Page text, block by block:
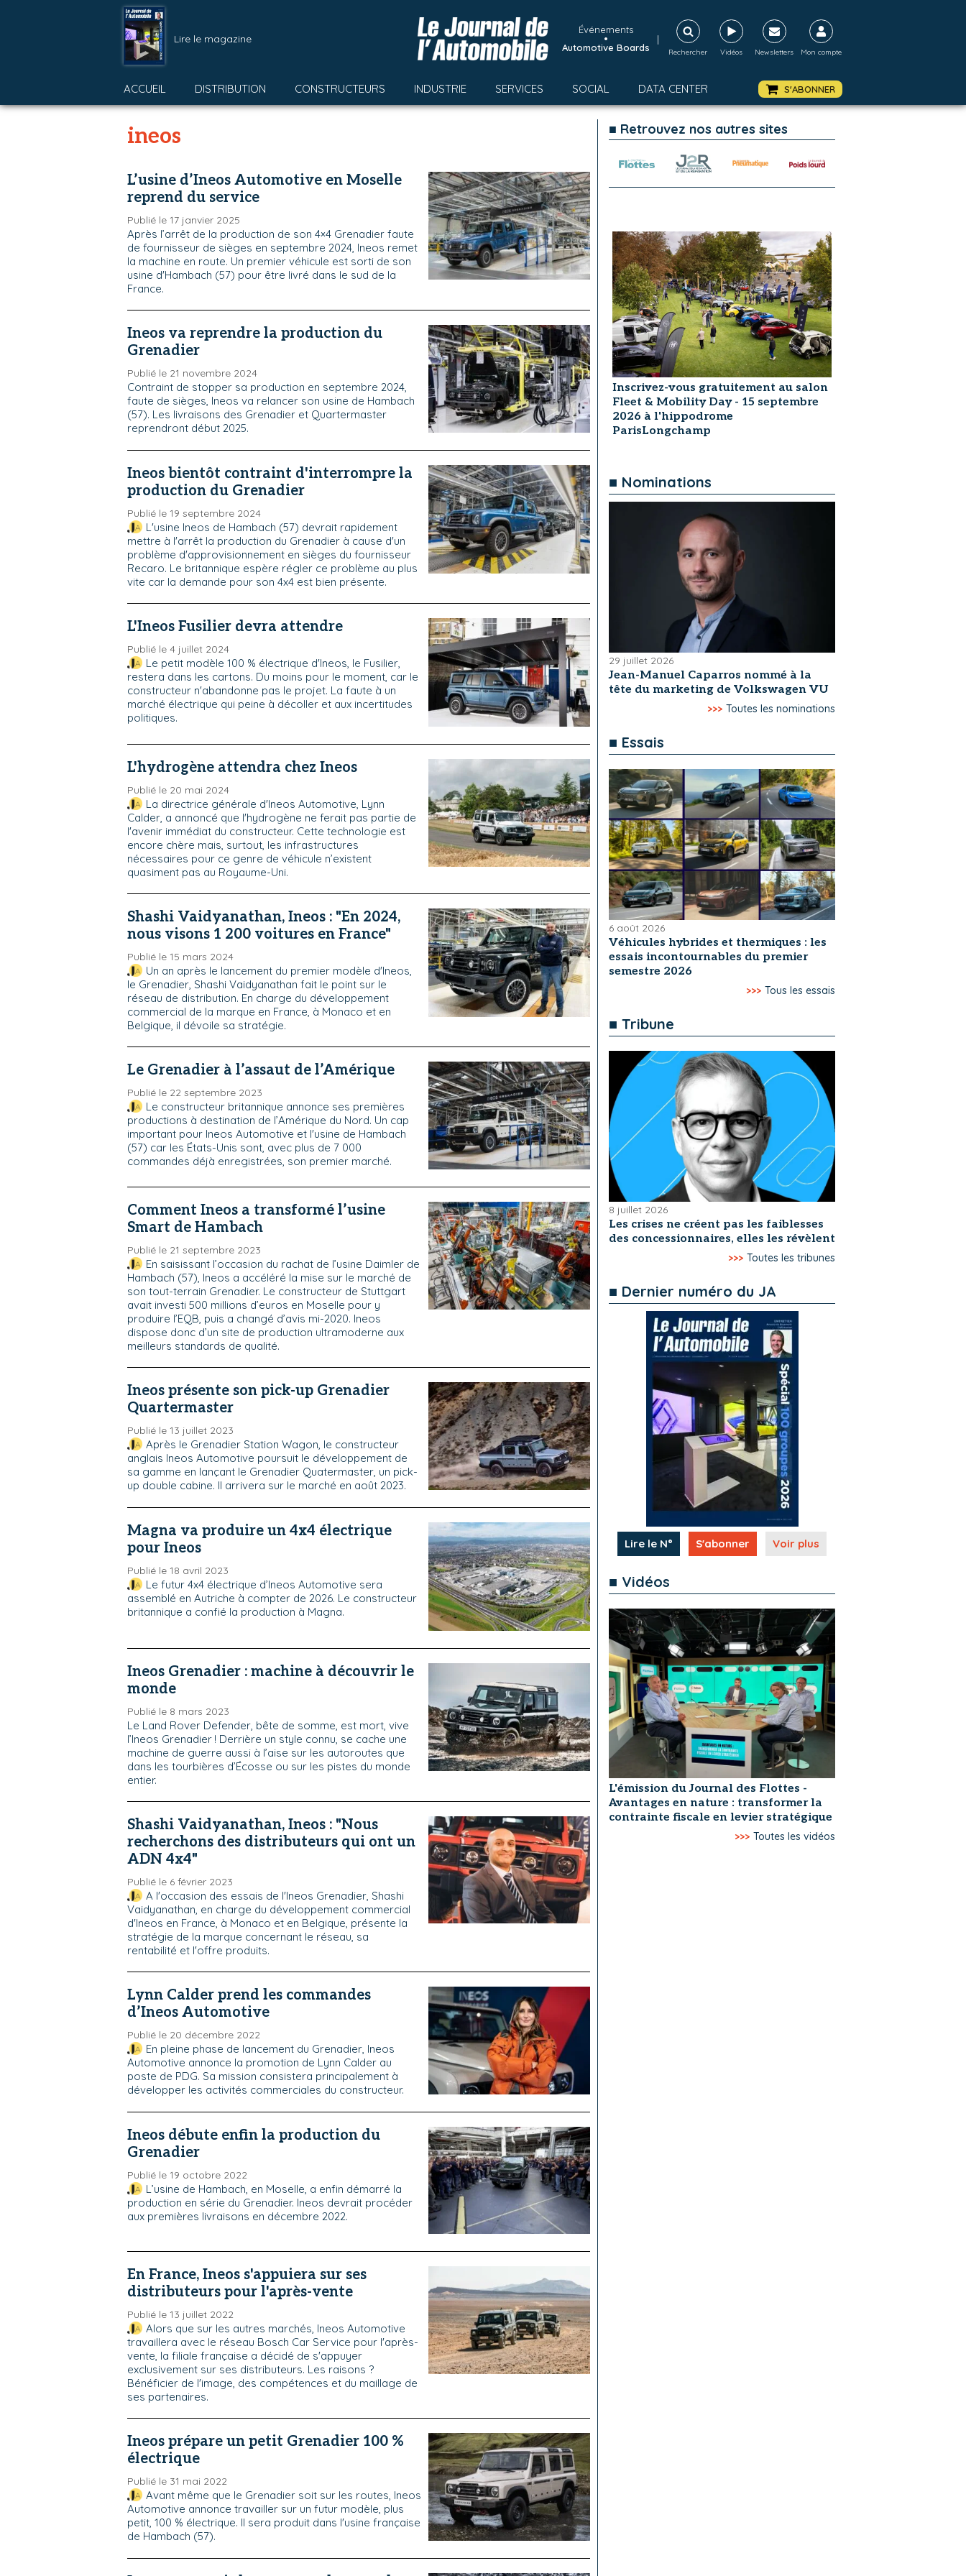
Lire le magazine
Événements
•
Automotive Boards
|
Rechercher Vidéos Newsletters Mon compte
ACCUEIL DISTRIBUTION CONSTRUCTEURS INDUSTRIE SERVICES SOCIAL DATA CENTER S'ABONNER
ineos
L’usine d’Ineos Automotive en Moselle
reprend du service
Publié le 17 janvier 2025
Après l’arrêt de la production de son 4×4 Grenadier faute
de fournisseur de sièges en septembre 2024, Ineos remet
la machine en route. Un premier véhicule est sorti de son
usine d'Hambach (57) pour être livré dans le sud de la
France.
Ineos va reprendre la production du
Grenadier
Publié le 21 novembre 2024
Contraint de stopper sa production en septembre 2024,
faute de sièges, Ineos va relancer son usine de Hambach
(57). Les livraisons des Grenadier et Quartermaster
reprendront début 2025.
Ineos bientôt contraint d'interrompre la
production du Grenadier
Publié le 19 septembre 2024
L'usine Ineos de Hambach (57) devrait rapidement
mettre à l'arrêt la production du Grenadier à cause d'un
problème d'approvisionnement en sièges du fournisseur
Recaro. Le britannique espère régler ce problème au plus
vite car la demande pour son 4x4 est bien présente.
L'Ineos Fusilier devra attendre
Publié le 4 juillet 2024
Le petit modèle 100 % électrique d'Ineos, le Fusilier,
restera dans les cartons. Du moins pour le moment, car le
constructeur n'abandonne pas le projet. La faute à un
marché électrique qui peine à décoller et aux incertitudes
politiques.
L'hydrogène attendra chez Ineos
Publié le 20 mai 2024
La directrice générale d'Ineos Automotive, Lynn
Calder, a annoncé que l'hydrogène ne ferait pas partie de
l'avenir immédiat du constructeur. Cette technologie est
encore chère mais, surtout, les infrastructures
nécessaires pour ce genre de véhicule n’existent
quasiment pas au Royaume-Uni.
Shashi Vaidyanathan, Ineos : "En 2024,
nous visons 1 200 voitures en France"
Publié le 15 mars 2024
Un an après le lancement du premier modèle d'Ineos,
le Grenadier, Shashi Vaidyanathan fait le point sur le
réseau de distribution. En charge du développement
commercial de la marque en France, à Monaco et en
Belgique, il dévoile sa stratégie.
Le Grenadier à l’assaut de l’Amérique
Publié le 22 septembre 2023
Le constructeur britannique annonce ses premières
productions à destination de l’Amérique du Nord. Un cap
important pour Ineos Automotive et l'usine de Hambach
(57) car les États-Unis sont, avec plus de 7 000
commandes déjà enregistrées, son premier marché.
Comment Ineos a transformé l’usine
Smart de Hambach
Publié le 21 septembre 2023
En saisissant l’occasion du rachat de l’usine Daimler de
Hambach (57), Ineos a accéléré la mise sur le marché de
son tout-terrain Grenadier. Le constructeur de Stuttgart
avait investi 500 millions d’euros en Moselle pour y
produire l’EQB, puis a changé d’avis mi-2020. Ineos
dispose donc d’un site de production ultramoderne aux
meilleurs standards de qualité.
Ineos présente son pick-up Grenadier
Quartermaster
Publié le 13 juillet 2023
Après le Grenadier Station Wagon, le constructeur
anglais Ineos Automotive poursuit le développement de
sa gamme en lançant le Grenadier Quatermaster, un pick-
up double cabine. Il arrivera sur le marché en août 2023.
Magna va produire un 4x4 électrique
pour Ineos
Publié le 18 avril 2023
Le futur 4x4 électrique d’Ineos Automotive sera
assemblé en Autriche à compter de 2026. Le constructeur
britannique a confié la production à Magna.
Ineos Grenadier : machine à découvrir le
monde
Publié le 8 mars 2023
Le Land Rover Defender, bête de somme, est mort, vive
l’Ineos Grenadier ! Derrière un style connu, se cache une
machine de guerre aussi à l’aise sur les autoroutes que
dans les tourbières d’Écosse ou sur les pistes du monde
entier.
Shashi Vaidyanathan, Ineos : "Nous
recherchons des distributeurs qui ont un
ADN 4x4"
Publié le 6 février 2023
A l'occasion des essais de l'Ineos Grenadier, Shashi
Vaidyanathan, en charge du développement commercial
d'Ineos en France, à Monaco et en Belgique, présente la
stratégie de la marque concernant le réseau, sa
rentabilité et l'offre produits.
Lynn Calder prend les commandes
d’Ineos Automotive
Publié le 20 décembre 2022
En pleine phase de lancement du Grenadier, Ineos
Automotive annonce la promotion de Lynn Calder au
poste de PDG. Sa mission consistera principalement à
développer les activités commerciales du constructeur.
Ineos débute enfin la production du
Grenadier
Publié le 19 octobre 2022
L’usine de Hambach, en Moselle, a enfin démarré la
production en série du Grenadier. Ineos devrait procéder
aux premières livraisons en décembre 2022.
En France, Ineos s'appuiera sur ses
distributeurs pour l'après-vente
Publié le 13 juillet 2022
Alors que sur les autres marchés, Ineos Automotive
travaillera avec le réseau Bosch Car Service pour l'après-
vente, la filiale française a décidé de s'appuyer
exclusivement sur ses distributeurs. Les raisons ?
Bénéficier de l'image, des compétences et du maillage de
ses partenaires.
Ineos prépare un petit Grenadier 100 %
électrique
Publié le 31 mai 2022
Avant même que le Grenadier soit sur les routes, Ineos
Automotive annonce travailler sur un futur modèle, plus
petit, 100 % électrique. Il sera produit dans l'usine française
de Hambach (57).
■ Retrouvez nos autres sites
Inscrivez-vous gratuitement au salon
Fleet & Mobility Day - 15 septembre
2026 à l'hippodrome
ParisLongchamp
■ Nominations
29 juillet 2026
Jean-Manuel Caparros nommé à la
tête du marketing de Volkswagen VU
>>> Toutes les nominations
■ Essais
6 août 2026
Véhicules hybrides et thermiques : les
essais incontournables du premier
semestre 2026
>>> Tous les essais
■ Tribune
8 juillet 2026
Les crises ne créent pas les faiblesses
des concessionnaires, elles les révèlent
>>> Toutes les tribunes
■ Dernier numéro du JA
Lire le N° S'abonner Voir plus
■ Vidéos
L'émission du Journal des Flottes -
Avantages en nature : transformer la
contrainte fiscale en levier stratégique
>>> Toutes les vidéos